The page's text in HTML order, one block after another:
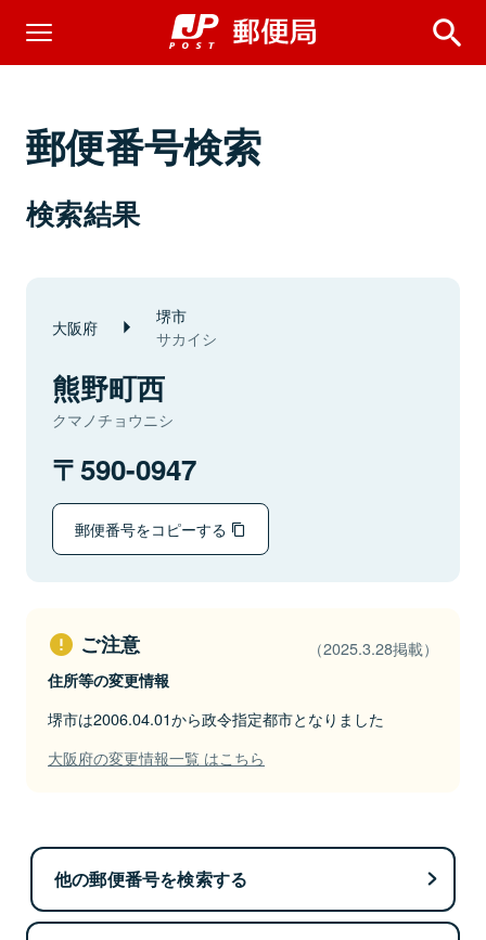
郵便番号検索
検索結果
大阪府 堺市
サカイシ
熊野町西
クマノチョウニシ
590-0947
郵便番号をコピーする
ご注意 （2025.3.28掲載）
住所等の変更情報
堺市は2006.04.01から政令指定都市となりました
大阪府の変更情報一覧 はこちら
他の郵便番号を検索する